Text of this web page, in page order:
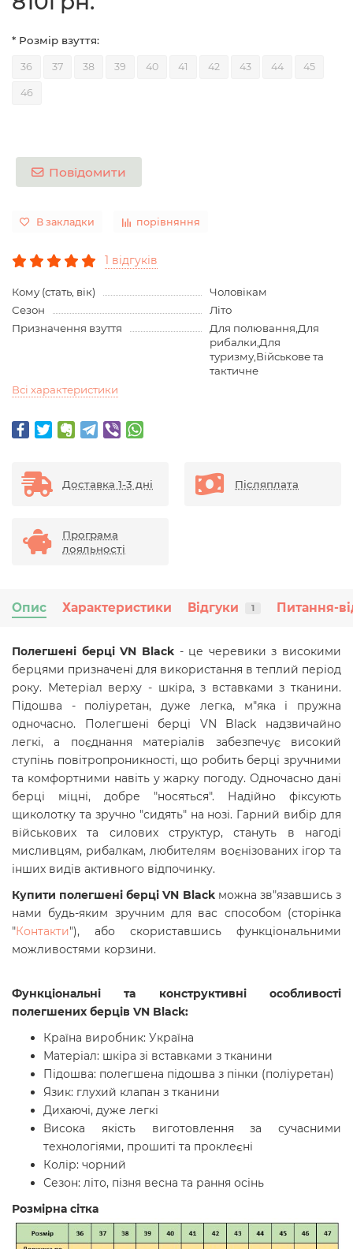
* Розмір взуття:
36 37 38 39 40 41 42 43 44 45
46
Повідомити
В закладки порівняння
1 відгуків
Кому (стать, вік)
Чоловікам
Сезон
Літо
Призначення взуття
Для полювання,Для
рибалки,Для
туризму,Військове та
тактичне
Всі характеристики
Доставка 1-3 дні Післяплата
Програма
лояльності
Опис Характеристики Відгуки 1 Питання-
Полегшені берці VN Black- це черевики з високими
берцями призначені для використання в теплий період
року. Метеріал верху - шкіра, з вставками з тканини.
Підошва - поліуретан, дуже легка, м"яка і пружна
одночасно. Полегшені берці VN Black надзвичайно
легкі, а поєднання матеріалів забезпечує високий
ступінь повітропроникності, що робить берці зручними
та комфортними навіть у жарку погоду. Одночасно дані
берці міцні, добре "носяться". Надійно фіксують
щиколотку та зручно "сидять" на нозі. Гарний вибір для
військових та силових структур, стануть в нагоді
мисливцям, рибалкам, любителям воєнізованих ігор та
інших видів активного відпочинку.
Купити полегшені берці VN Black можна зв"язавшись з
нами будь-яким зручним для вас способом (сторінка
"Контакти"), або скориставшись функціональними
можливостями корзини.
Функціональні та конструктивні особливості
полегшених берців VN Black:
Країна виробник: Україна
Матеріал: шкіра зі вставками з тканини
Підошва: полегшена підошва з пінки (поліуретан)
Язик: глухий клапан з тканини
Дихаючі, дуже легкі
Висока якість виготовлення за сучасними
технологіями, прошиті та проклеєні
Колір: чорний
Сезон: літо, пізня весна та рання осінь
Розмірна сітка